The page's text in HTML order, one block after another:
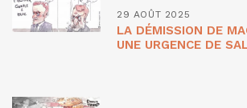
29 AOÛT 2025
LA DÉMISSION DE
UNE URGENCE DE